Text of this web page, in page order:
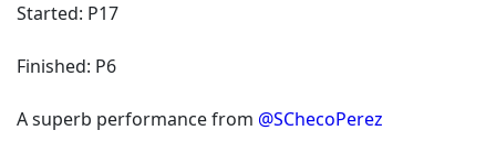
Started: P17
Finished: P6
A superb performance from @SChecoPerez